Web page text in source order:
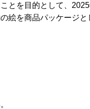
とを目的として、
を商品パッケージと